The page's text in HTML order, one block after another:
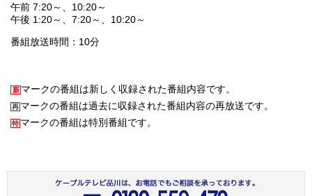
午前 7:20～、10:20～
午後 1:20～、7:20～、10:20～
番組放送時間：10分
マークの番組は新しく収録された番組内容です。
マークの番組は過去に収録された番組内容の再放送です。
マークの番組は特別番組です。